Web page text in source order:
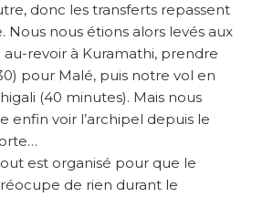
h
i
g
l
i
donc les transferts repassent
Nous nous étions alors levés aux
revoir à Kuramathi, prendre
pour Malé, puis notre vol en
(40 minutes). Mais nous
enfin voir l’archipel depuis le
est organisé pour que le
de rien durant le